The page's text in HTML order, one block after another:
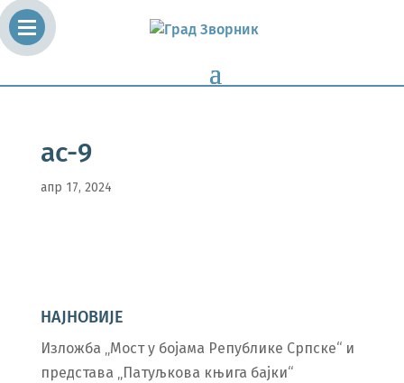
ac-9
апр 17, 2024
НАЈНОВИЈЕ
Изложба „Мост у бојама Републике Српске“ и
представа „Патуљкова књига бајки“